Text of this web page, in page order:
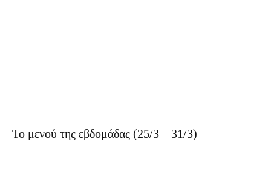
Το μενού της εβδομάδας (25/3 – 31/3)